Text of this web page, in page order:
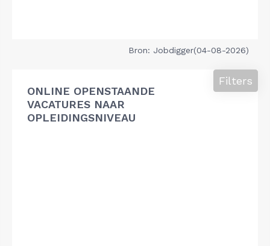
Bron: Jobdigger(04-08-2026)
ONLINE OPENSTAANDE
VACATURES NAAR
OPLEIDINGSNIVEAU
Filters